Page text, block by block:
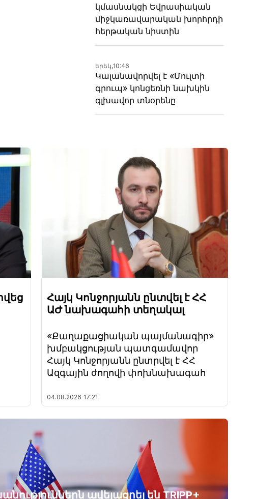
կմասնակցի Եվրասիական
միջկառավարական խորհրդի
հերթական նիստին
երեկ,10:46
Կալանավորվել է «Մուլտի
գրուպ» կոնցեռնի նախկին
գլխավոր տնօրենը
Հայկ Կոնջորյանն ընտվել է ՀՀ
ԱԺ նախագահի տեղակալ
«Քաղաքացիական պայմանագիր»
խմբակցության պատգամավոր
Հայկ Կոնջորյանն ընտրվել է ՀՀ
Ազգային ժողովի փոխնախագահ
04.08.2026 17:21
ավելացրել են TRIPP+